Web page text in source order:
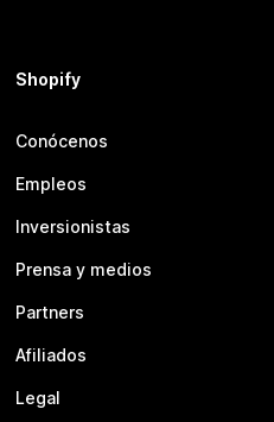
Shopify
Conócenos
Empleos
Inversionistas
Prensa y medios
Partners
Afiliados
Legal